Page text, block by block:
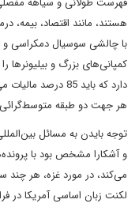
هستند، مانند اقتصاد، بیمه،
با چالشی سوسیال دمکراسی و
کمپانی‌های بزرگ و بیلیونرها
هر جهت دو طبقه
توجه بایدن به مسائل
و آشکارا مشخص بود با
می‌کند، در مورد غزه، هر
لکنت زبان اساسی آمریکا در